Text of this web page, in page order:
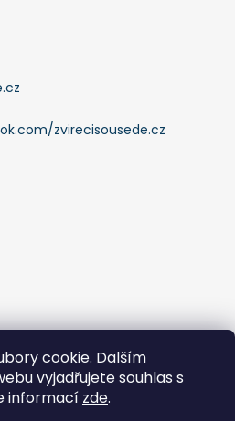
cookie. Dalším
vyjadřujete souhlas s
informací zde.
zvirecisousede.cz